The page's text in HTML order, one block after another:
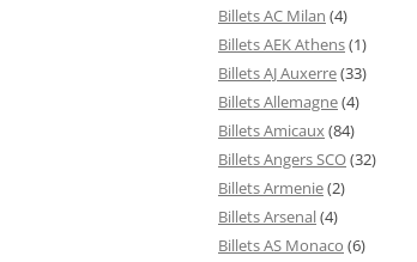
Billets AC Milan (4)
Billets AEK Athens(1)
Billets AJ Auxerre(33)
Billets Allemagne(4)
Billets Amicaux(84)
Billets Angers SCO(32)
Billets Armenie(2)
Billets Arsenal(4)
Billets AS Monaco (6)